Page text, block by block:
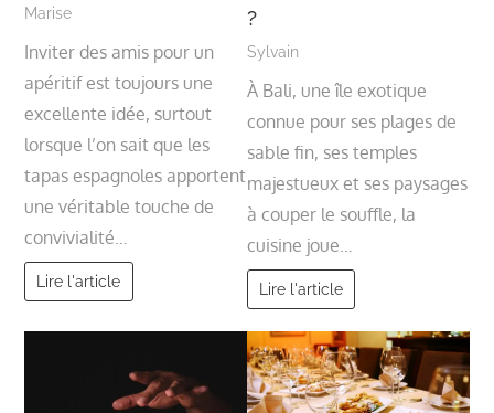
Marise
Inviter des amis pour un
apéritif est toujours une
excellente idée, surtout
lorsque l’on sait que les
tapas espagnoles apportent
une véritable touche de
convivialité…
Lire l'article
?
Sylvain
À Bali, une île exotique
connue pour ses plages de
sable fin, ses temples
majestueux et ses paysages
à couper le souffle, la
cuisine joue…
Lire l'article